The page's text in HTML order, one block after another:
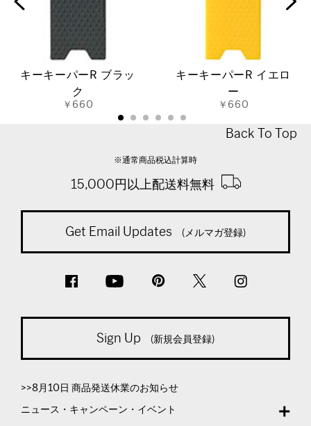
キーキーパーR ブラッ
ク
￥660
キーキーパーR イエロ
ー
￥660
Back To Top
※通常商品税込計算時
15,000円以上配送料無料
Get Email Updates (メルマガ登録)
Sign Up (新規会員登録)
>>8月10日 商品発送休業のお知らせ
ニュース・キャンペーン・イベント